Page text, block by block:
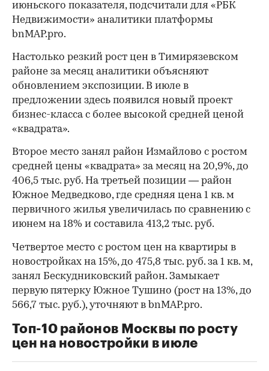
июньского показателя, подсчитали для «РБК
Недвижимости» аналитики платформы
bnMAP.pro.
Настолько резкий рост цен в Тимирязевском
районе за месяц аналитики объясняют
обновлением экспозиции. В июле в
предложении здесь появился новый проект
бизнес-класса с более высокой средней ценой
«квадрата».
Второе место занял район Измайлово с ростом
средней цены «квадрата» за месяц на 20,9%, до
406,5 тыс. руб. На третьей позиции — район
Южное Медведково, где средняя цена 1 кв. м
первичного жилья увеличилась по сравнению с
июнем на 18% и составила 413,2 тыс. руб.
00:00 / 00:00
Четвертое место с ростом цен на квартиры в
новостройках на 15%, до 475,8 тыс. руб. за 1 кв. м,
занял Бескудниковский район. Замыкает
первую пятерку Южное Тушино (рост на 13%, до
566,7 тыс. руб.), уточняют в bnMAP.pro.
Топ-10 районов Москвы по росту
цен на новостройки в июле